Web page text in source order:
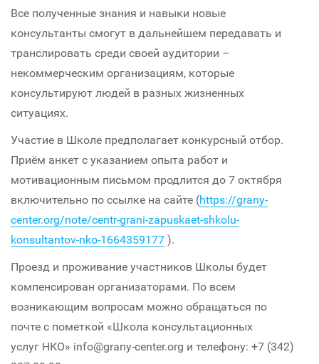
Все полученные знания и навыки новые
консультанты смогут в дальнейшем передавать и
транслировать среди своей аудитории –
некоммерческим организациям, которые
консультируют людей в разных жизненных
ситуациях.
Участие в Школе предполагает конкурсный отбор.
Приём анкет с указанием опыта работ и
мотивационным письмом продлится до 7 октября
включительно по ссылке на сайте (https://grany-
center.org/note/centr-grani-zapuskaet-shkolu-
konsultantov-nko-1664359177 ).
Проезд и проживание участников Школы будет
компенсирован организаторами. По всем
возникающим вопросам можно обращаться по
почте с пометкой «Школа консультационных
услуг НКО» info@grany-center.org и телефону: +7 (342)